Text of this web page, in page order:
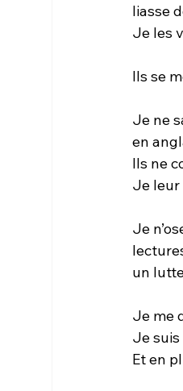
liasse
Je les
Ils se
Je ne
en
Ils ne
Je leur
Je
un
Je me
Je suis
Et en